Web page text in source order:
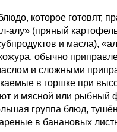
которое готовят,
алу» (пряный
и масла),
обычно
и сложными
в горшке при
и мясной или рыбный
группа блюд,
в банановых